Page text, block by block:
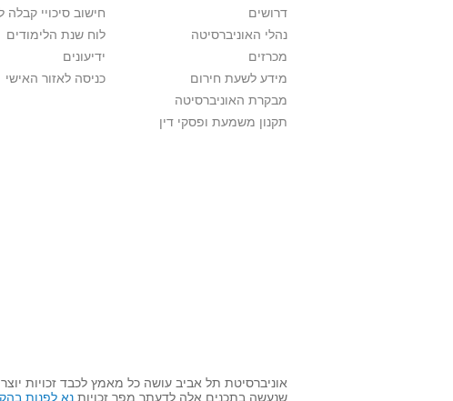
דרושים
נהלי האוניברסיטה
מכרזים
מידע לשעת חירום
מבקרת האוניברסיטה
תקנון משמעת ופסקי דין
חישוב סיכויי קבלה
לוח שנת הלימודים
ידיעונים
כניסה לאזור האישי
אוניברסיטת תל אביב עושה כל מאמץ לכבד זכויות
שנעשה בתכנים אלה לדעתך מפר זכויות נא לפנות